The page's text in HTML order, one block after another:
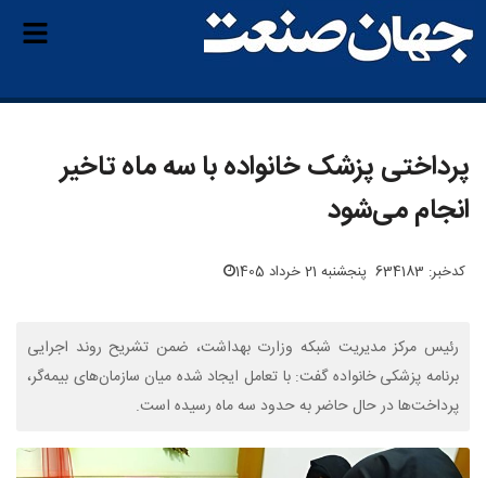
پرداختی پزشک خانواده با سه ماه تاخیر
انجام می‌شود
کدخبر: 634183 پنجشنبه 21 خرداد 1405
رئیس مرکز مدیریت شبکه وزارت بهداشت، ضمن تشریح روند اجرایی
برنامه پزشکی خانواده گفت: با تعامل ایجاد شده میان سازمان‌های بیمه‌گر،
پرداخت‌ها در حال حاضر به حدود سه ماه رسیده است.